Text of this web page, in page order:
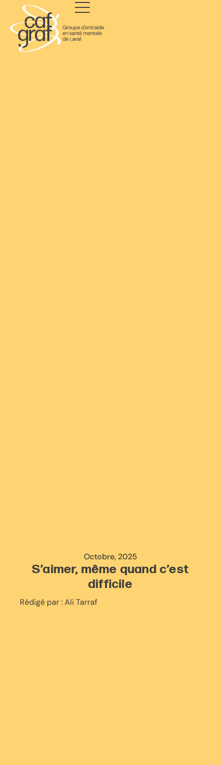
Octobre, 2025
S’aimer, même quand c’est
difficile
Rédigé par :Ali Tarraf